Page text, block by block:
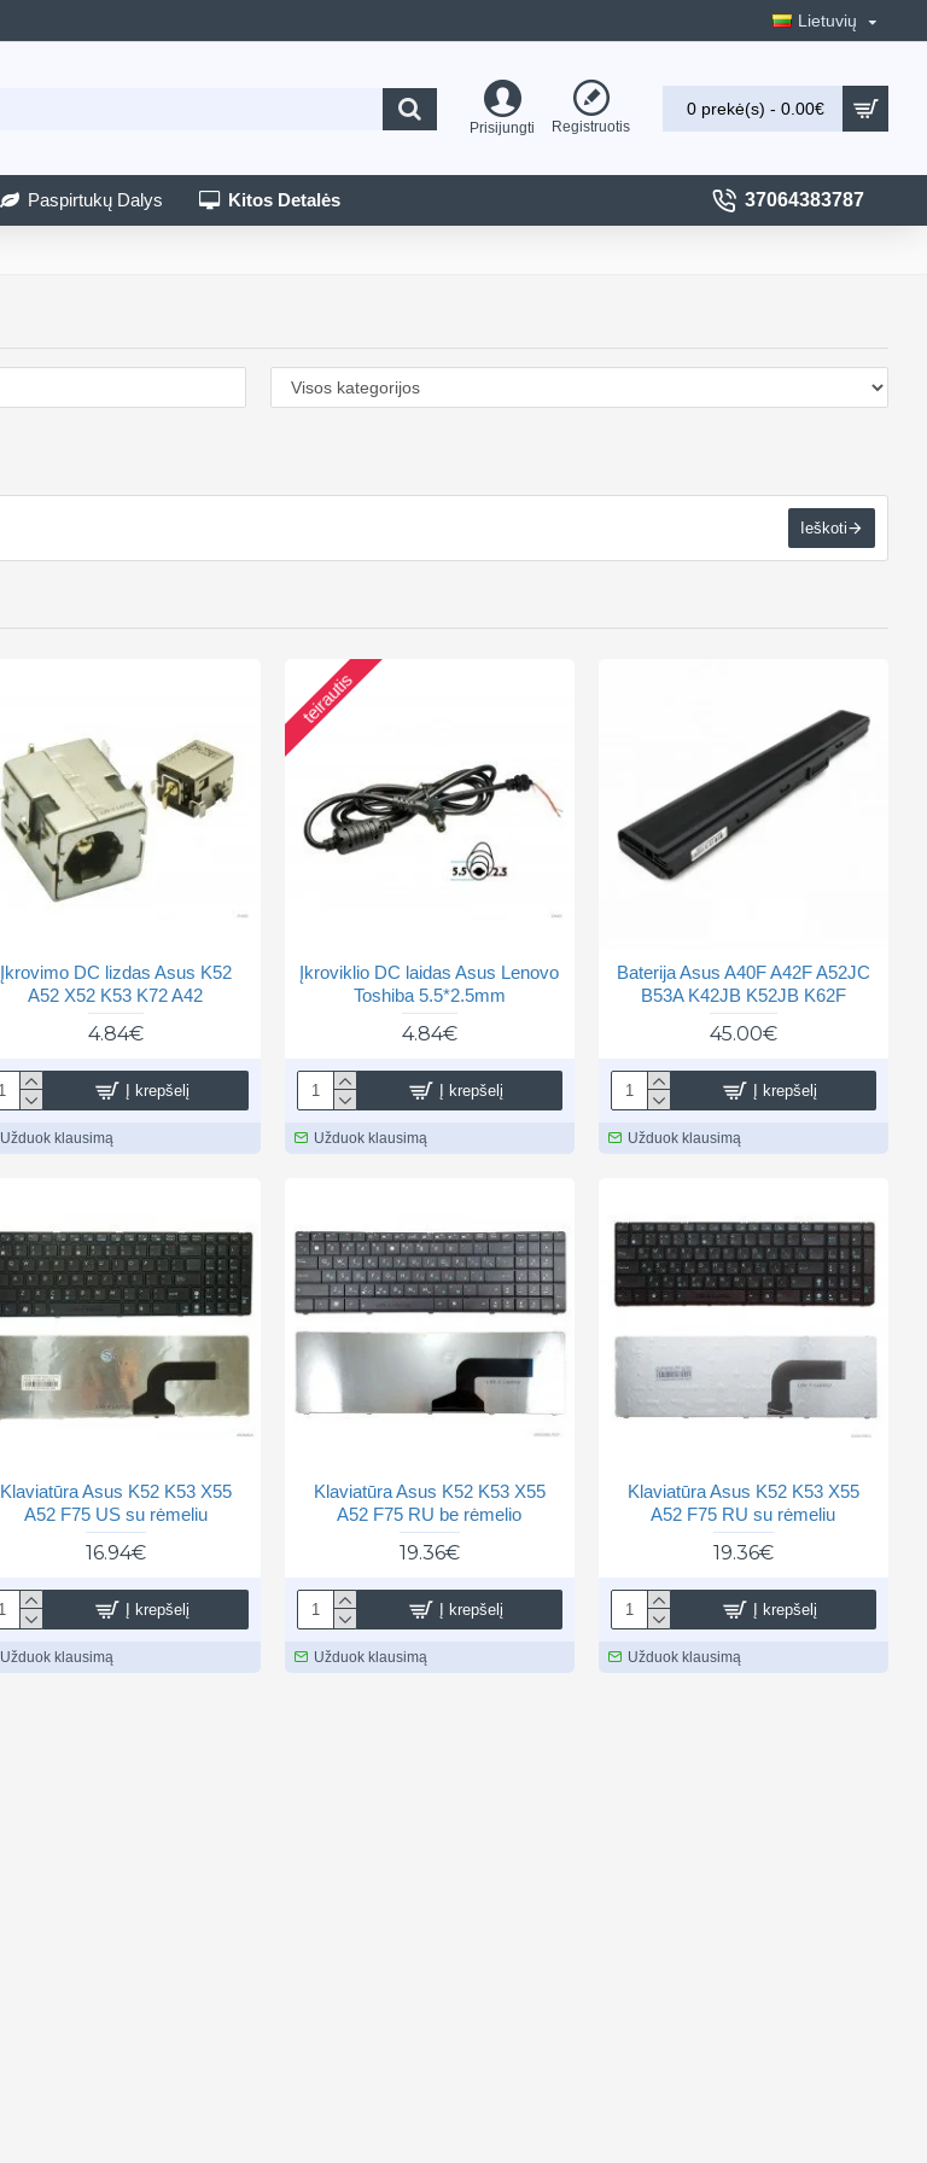
Lietuvių
Prisijungti Registruotis
0 prekė(s) - 0.00€
Paspirtukų Dalys Kitos Detalės 37064383787
Ieškoti
Įkrovimo DC lizdas Asus K52
A52 X52 K53 K72 A42
4.84€
Į krepšelį
Užduok klausimą
teirautis
Įkroviklio DC laidas Asus Lenovo
Toshiba 5.5*2.5mm
4.84€
Į krepšelį
Užduok klausimą
Baterija Asus A40F A42F A52JC
B53A K42JB K52JB K62F
45.00€
Į krepšelį
Užduok klausimą
Klaviatūra Asus K52 K53 X55
A52 F75 US su rėmeliu
16.94€
Į krepšelį
Užduok klausimą
Klaviatūra Asus K52 K53 X55
A52 F75 RU be rėmelio
19.36€
Į krepšelį
Užduok klausimą
Klaviatūra Asus K52 K53 X55
A52 F75 RU su rėmeliu
19.36€
Į krepšelį
Užduok klausimą